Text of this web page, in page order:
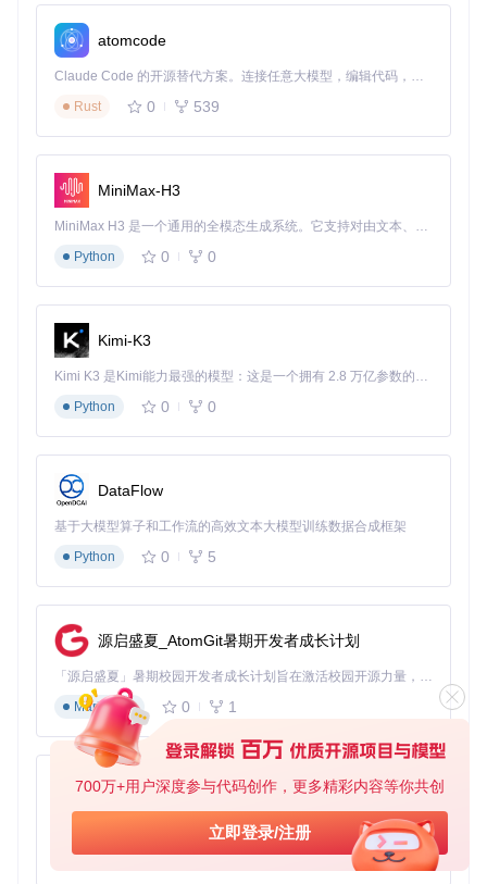
700万+用户深度参与代码创作，更多精彩内容等你共创
立即登录/注册
atomcode
Claude Code 的开源替代方案。连接任意大模型，编辑代码，运行命令，自动验证 — 全自动执行。用 Rust 构建，极致性能。 ｜ An open-source alternative to Claude Code. Connect any LLM, edit code, run commands, and verify changes — autonomously. Built in Rust for speed. Get Started
Rust
0 539
MiniMax-H3
MiniMax H3 是一个通用的全模态生成系统。它支持对由文本、图像、视频和音频组成的多模态上下文进行统一理解，并能生成分辨率高达 2K、时长可达 15 秒的带原生立体声音频的视频。得益于面向任务泛化的系统设计，H3 在预训练阶段就已具备广泛的多模态上下文理解与生成能力，能够出色地执行复杂的多模态指令。
Python
0 0
Kimi-K3
Kimi K3 是Kimi能力最强的模型：这是一个拥有 2.8 万亿参数的混合专家（MoE）模型，具备原生视觉理解能力，并支持 100 万 token 的上下文窗口。
Python
0 0
DataFlow
基于大模型算子和工作流的高效文本大模型训练数据合成框架
Python
0 5
源启盛夏_AtomGit暑期开发者成长计划
「源启盛夏」暑期校园开发者成长计划旨在激活校园开源力量，通过积分激励、认证扶持、资源倾斜等形式，引导高校组织和开发者完成「入驻 — 建项目 — 做贡献 — 获认证 — 得资源」的完整闭环。无论你是想带领社团入驻平台的组织者，还是希望用代码贡献证明自己的开发者，都能在这里找到属于你的成长路径。
Markdown
0 1
py-xiaozhi
基于Python的Xiaozhi AI，适用于想要完整Xiaozhi体验而无需拥有专用硬件的用户。
Python
0 1